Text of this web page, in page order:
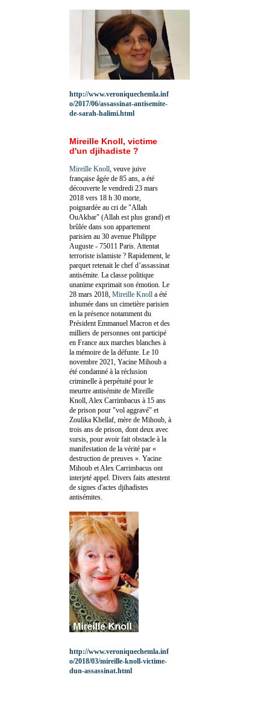
http://www.veroniquechemla.inf
o/2017/06/assassinat-antisemite-
de-sarah-halimi.html
Mireille Knoll, victime
d'un djihadiste ?
Mireille Knoll , veuve juive
française âgée de 85 ans, a été
découverte le vendredi 23 mars
2018 vers 18 h 30 morte,
poignardée au cri de "Allah
OuAkbar" (Allah est plus grand) et
brûlée dans son appartement
parisien au 30 avenue Philippe
Auguste - 75011 Paris. Attentat
terroriste islamiste ? Rapidement, le
parquet retenait le chef d’assassinat
antisémite. La classe politique
unanime exprimait son émotion. Le
28 mars 2018, Mireille Knoll a été
inhumée dans un cimetière parisien
en la présence notamment du
Président Emmanuel Macron et des
milliers de personnes ont participé
en France aux marches blanches à
la mémoire de la défunte. Le 10
novembre 2021, Yacine Mihoub a
été condamné à la réclusion
criminelle à perpétuité pour le
meurtre antisémite de Mireille
Knoll, Alex Carrimbacus à 15 ans
de prison pour "vol aggravé" et
Zoulika Khellaf, mère de Mihoub, à
trois ans de prison, dont deux avec
sursis, pour avoir fait obstacle à la
manifestation de la vérité par «
destruction de preuves ». Yacine
Mihoub et Alex Carrimbacus ont
interjeté appel. Divers faits attestent
de signes d'actes djihadistes
antisémites.
http://www.veroniquechemla.inf
o/2018/03/mireille-knoll-victime-
dun-assassinat.html